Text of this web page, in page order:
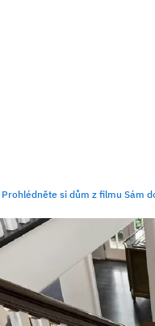
si dům z filmu Sám doma: